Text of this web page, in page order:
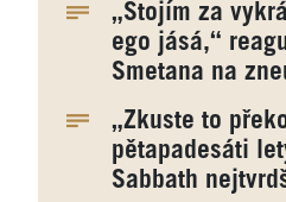
„Stojím za
ego jásá,“
Smetana na
„Zkuste to
pětapadesáti
Sabbath